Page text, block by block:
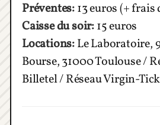
Préventes:13 euros (+
Caisse du soir:15 euros
Locations:Le Laboratoire,
Bourse, 31000 Toulouse /
Billetel / Réseau Virgin-